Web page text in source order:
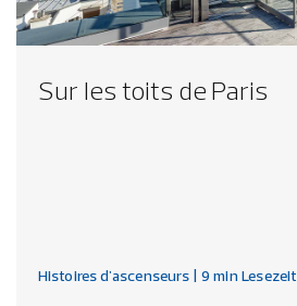
Sur les toits de Paris
Histoires d'ascenseurs | 9 min Lesezeit